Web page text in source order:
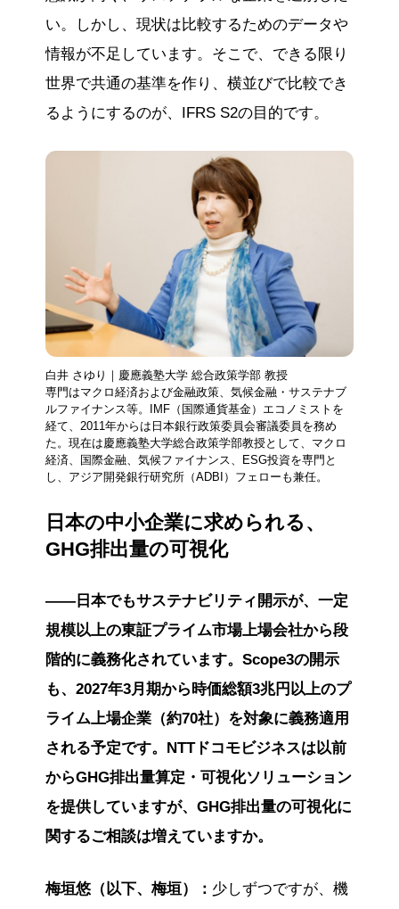
い。しかし、現状は比較するためのデータや
情報が不足しています。そこで、できる限り
世界で共通の基準を作り、横並びで比較でき
るようにするのが、IFRS S2の目的です。
白井 さゆり｜慶應義塾大学 総合政策学部 教授
専門はマクロ経済および金融政策、気候金融・サステナブ
ルファイナンス等。IMF（国際通貨基金）エコノミストを
経て、2011年からは日本銀行政策委員会審議委員を務め
た。現在は慶應義塾大学総合政策学部教授として、マクロ
経済、国際金融、気候ファイナンス、ESG投資を専門と
し、アジア開発銀行研究所（ADBI）フェローも兼任。
日本の中小企業に求められる、
GHG排出量の可視化
――日本でもサステナビリティ開示が、一定
規模以上の東証プライム市場上場会社から段
階的に義務化されています。Scope3の開示
も、2027年3月期から時価総額3兆円以上のプ
ライム上場企業（約70社）を対象に義務適用
される予定です。NTTドコモビジネスは以前
からGHG排出量算定・可視化ソリューション
を提供していますが、GHG排出量の可視化に
関するご相談は増えていますか。
梅垣悠（以下、梅垣）： 少しずつですが、機